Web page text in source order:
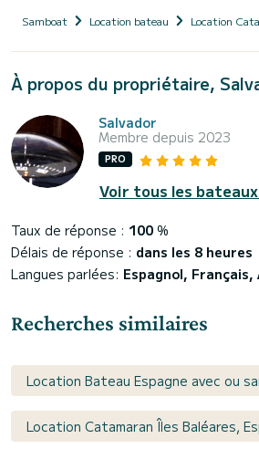
Samboat Location bateau Location
À propos du propriétaire,
Salvador
Membre depuis 2023
PRO
Voir tous les
Taux de réponse : 100 %
Délais de réponse : dans les 8 heures
Langues parlées: Espagnol, Français,
Recherches similaires
Location Bateau Espagne avec ou
Location Catamaran Îles Baléares,